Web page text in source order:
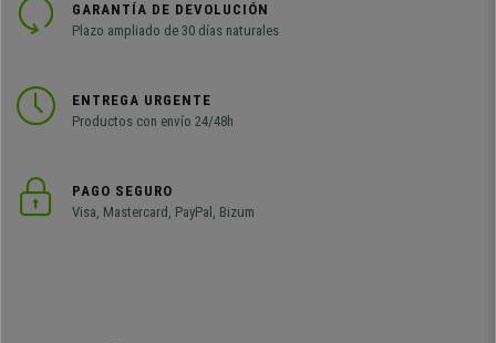
GARANTÍA DE DEVOLUCIÓN
Plazo ampliado de 30 días naturales
ENTREGA URGENTE
Productos con envío 24/48h
PAGO SEGURO
Visa, Mastercard, PayPal, Bizum